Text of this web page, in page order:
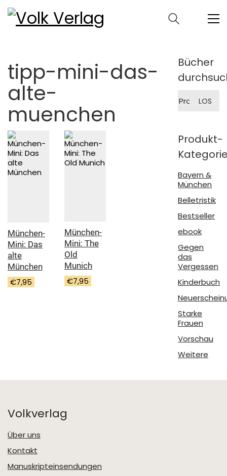
tipp-mini-das-
alte-
muenchen
München-
Mini: Das
alte
München
€7,95
München-
Mini: The
Old
Munich
€7,95
Bücher
nach:
LOS
Produkt-
Bayern &
München
Belletristik
Bestseller
ebook
Gegen
das
Vergessen
Kinderbuch
Starke
Frauen
Vorschau
Weitere
Volkverlag
Über uns
Kontakt
Manuskripteinsendungen